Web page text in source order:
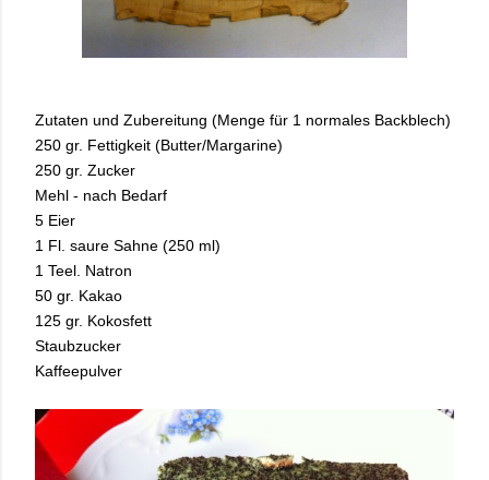
Zutaten und Zubereitung (Menge für 1 normales Backblech)
250 gr. Fettigkeit (Butter/Margarine)
250 gr. Zucker
Mehl - nach Bedarf
5 Eier
1 Fl. saure Sahne (250 ml)
1 Teel. Natron
50 gr. Kakao
125 gr. Kokosfett
Staubzucker
Kaffeepulver